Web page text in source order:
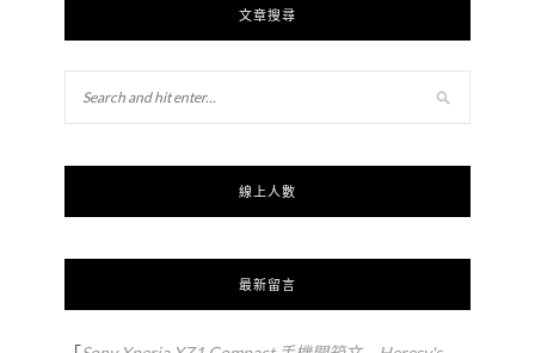
文章搜尋
線上人數
最新留言